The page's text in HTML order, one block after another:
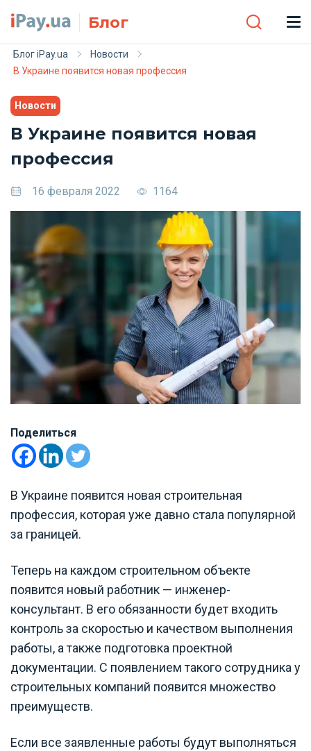
Блог
Блог iPay.ua
Новости
В Украине появится новая профессия
Новости
В Украине появится новая
профессия
16 февраля 2022 1164
Поделиться
В Украине появится новая строительная
профессия, которая уже давно стала популярной
за границей.
Теперь на каждом строительном объекте
появится новый работник — инженер-
консультант. В его обязанности будет входить
контроль за скоростью и качеством выполнения
работы, а также подготовка проектной
документации. С появлением такого сотрудника у
строительных компаний появится множество
преимуществ.
Если все заявленные работы будут выполняться